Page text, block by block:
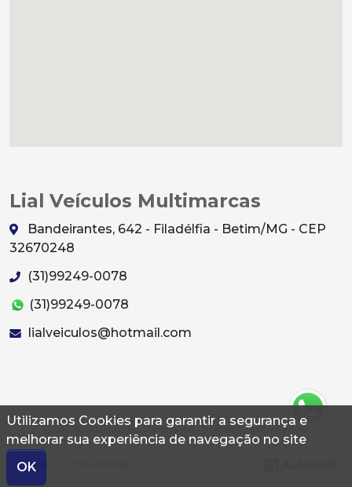
Utilizamos Cookies para garantir a segurança e
melhorar sua experiência de navegação no site
OK
Lial Veículos Multimarcas
Bandeirantes, 642 - Filadélfia - Betim/MG - CEP
32670248
(31)99249-0078
(31)99249-0078
lialveiculos@hotmail.com
© 2026 Autoconf. Todos os direitos reservados.
Termos